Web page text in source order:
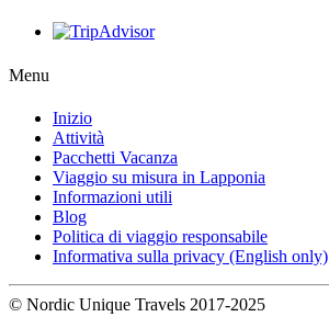
Menu
Inizio
Attività
Pacchetti Vacanza
Viaggio su misura in Lapponia
Informazioni utili
Blog
Politica di viaggio responsabile
Informativa sulla privacy (English only)
© Nordic Unique Travels 2017-2025